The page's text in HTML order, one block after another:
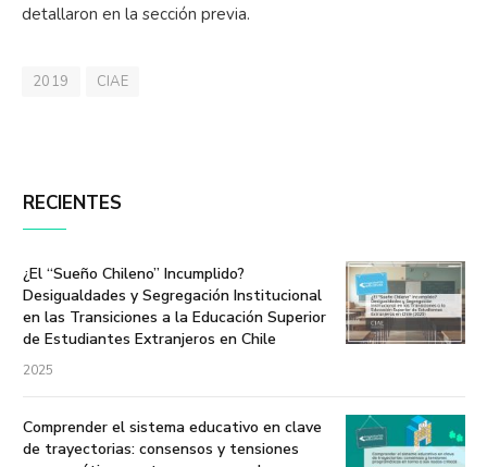
detallaron en la sección previa.
2019 CIAE
RECIENTES
¿El “Sueño Chileno” Incumplido?
Desigualdades y Segregación Institucional
en las Transiciones a la Educación Superior
de Estudiantes Extranjeros en Chile
2025
Comprender el sistema educativo en clave
de trayectorias: consensos y tensiones